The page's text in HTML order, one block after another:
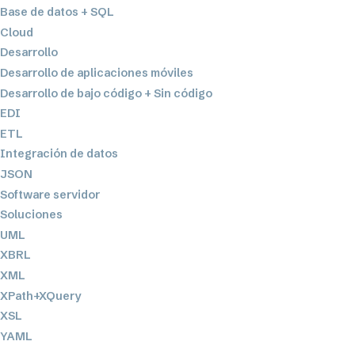
Base de datos + SQL
Cloud
Desarrollo
Desarrollo de aplicaciones móviles
Desarrollo de bajo código + Sin código
EDI
ETL
Integración de datos
JSON
Software servidor
Soluciones
UML
XBRL
XML
XPath+XQuery
XSL
YAML